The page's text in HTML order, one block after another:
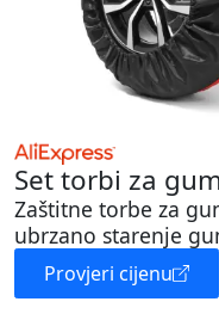
Set torbi za
Zaštitne torbe za
ubrzano starenje
Provjeri cijenu